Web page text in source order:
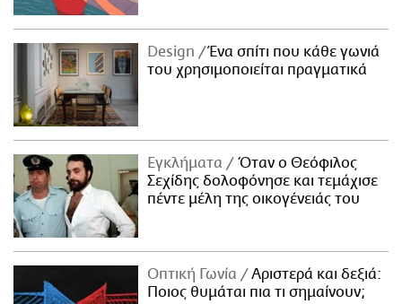
Design
Ένα σπίτι που κάθε γωνιά
του χρησιμοποιείται πραγματικά
Εγκλήματα
Όταν ο Θεόφιλος
Σεχίδης δολοφόνησε και τεμάχισε
πέντε μέλη της οικογένειάς του
Οπτική Γωνία
Αριστερά και δεξιά:
Ποιος θυμάται πια τι σημαίνουν;